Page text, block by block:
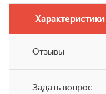
Характеристики
Отзывы
Задать вопрос